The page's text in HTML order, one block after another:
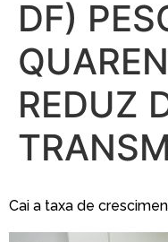
DF)
REDUZ
Cai a taxa de